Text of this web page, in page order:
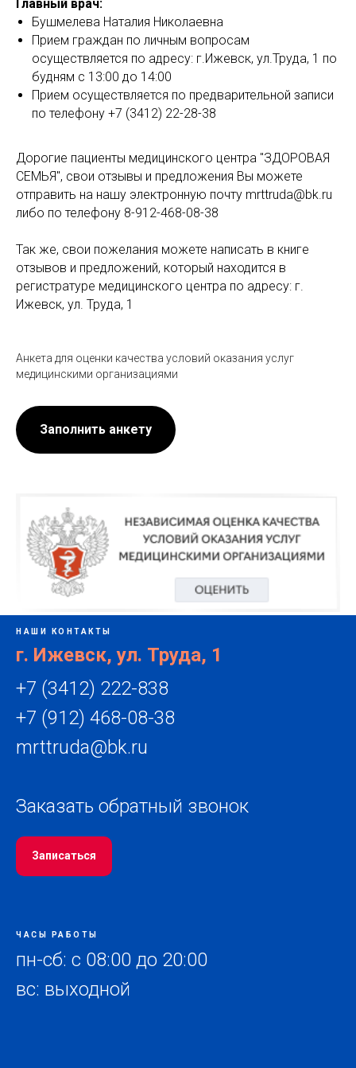
Главный врач:
Бушмелева Наталия Николаевна
Прием граждан по личным вопросам
осуществляется по адресу: г.Ижевск, ул.Труда, 1 по
будням с 13:00 до 14:00
Прием осуществляется по предварительной записи
по телефону +7 (3412) 22-28-38
Дорогие пациенты медицинского центра "ЗДОРОВАЯ
СЕМЬЯ", свои отзывы и предложения Вы можете
отправить на нашу электронную почту mrttruda@bk.ru
либо по телефону 8-912-468-08-38
Так же, свои пожелания можете написать в книге
отзывов и предложений, который находится в
регистратуре медицинского центра по адресу: г.
Ижевск, ул. Труда, 1
Анкета для оценки качества условий оказания услуг
медицинскими организациями
Заполнить анкету
НАШИ КОНТАКТЫ
г. Ижевск, ул. Труда, 1
+7 (3412) 222-838
+7 (912) 468-08-38
mrttruda@bk.ru
Заказать обратный звонок
Записаться
ЧАСЫ РАБОТЫ
пн-сб: с 08:00 до 20:00
вс: выходной